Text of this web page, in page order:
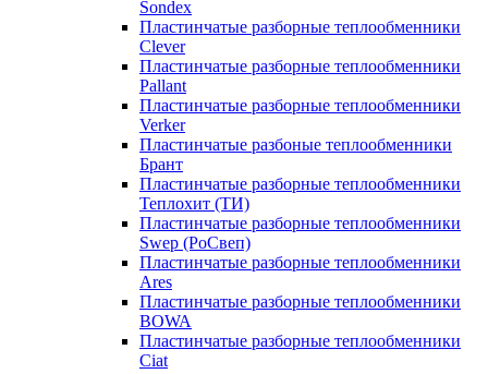
Sondex
Пластинчатые разборные теплообменники
Clever
Пластинчатые разборные теплообменники
Pallant
Пластинчатые разборные теплообменники
Verker
Пластинчатые разбоные теплообменники
Брант
Пластинчатые разборные теплообменники
Теплохит (ТИ)
Пластинчатые разборные теплообменники
Swep (РоСвеп)
Пластинчатые разборные теплообменники
Ares
Пластинчатые разборные теплообменники
BOWA
Пластинчатые разборные теплообменники
Ciat